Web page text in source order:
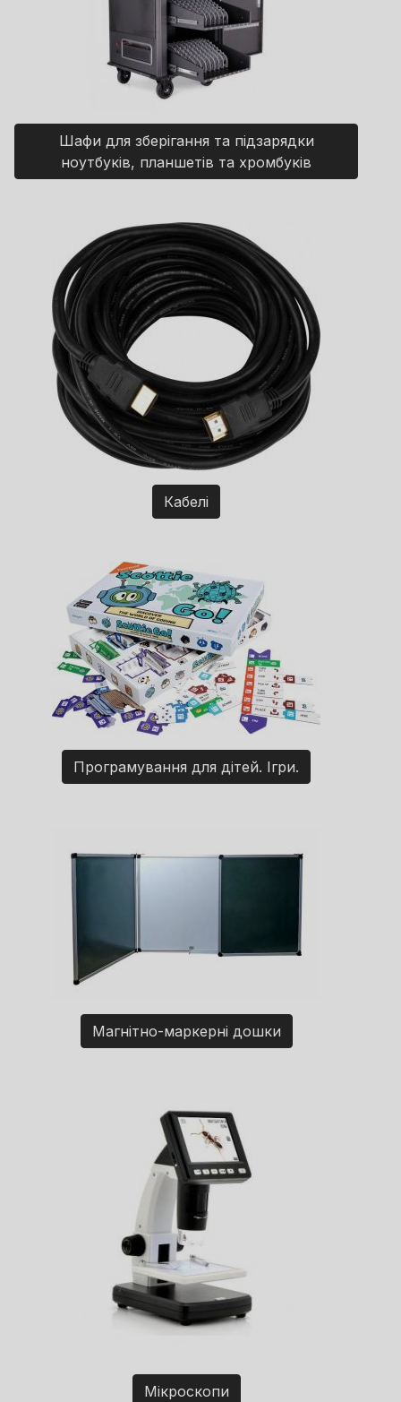
Шафи для зберігання та підзарядки
ноутбуків, планшетів та хромбуків
Кабелі
Програмування для дітей. Ігри.
Магнітно-маркерні дошки
Мікроскопи